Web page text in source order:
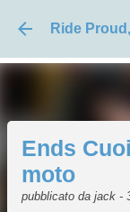
Ride
Ends
moto
pubblicato da jack -